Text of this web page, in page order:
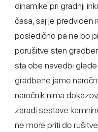
dinamike pri gradnji
časa, saj je predviden
posledično pa ne bo
porušitve sten
sta obe navedbi
gradbene jame
naročnik nima
zaradi sestave
ne more priti do